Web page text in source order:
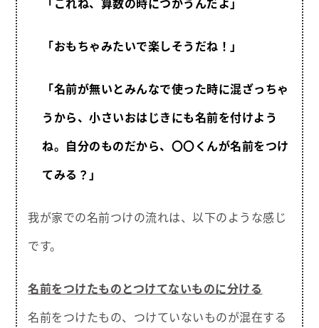
「おもちゃみたいで楽しそうだね！」
「名前が無いとみんなで使った時に混ざっちゃ
うから、小さいおはじきにも名前を付けよう
ね。自分のものだから、〇〇くんが名前をつけ
てみる？」
我が家での名前つけの流れは、以下のような感じ
です。
名前をつけたものとつけてないものに分ける
名前をつけたもの、つけていないものが混在する